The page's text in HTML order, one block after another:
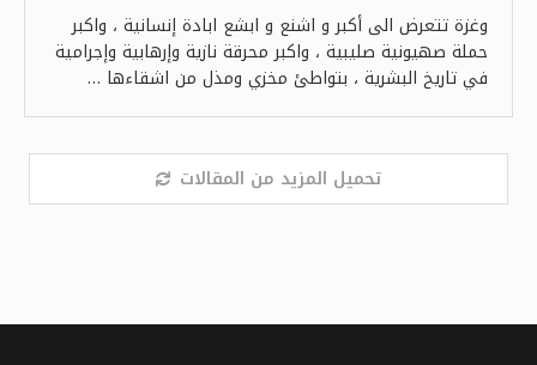
وغزة تتعرض الى أكبر و اشنع و ابشع ابادة إنسانية ، واكبر
حملة صهيونية صليبية ، واكبر محرقة نازية وإرهابية وإجرامية
في تاريخ البشرية ، بتواطئ مخزي ومذل من اشقاءها …
تحميل المزيد من المقالات